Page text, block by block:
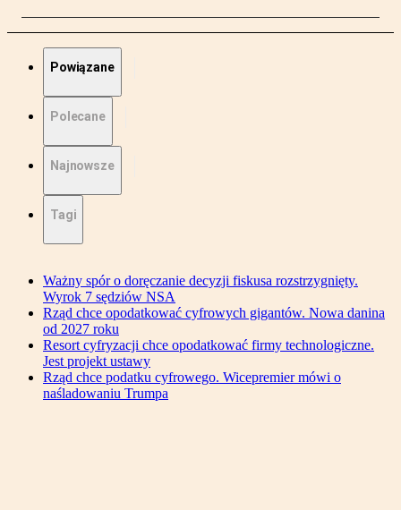
Powiązane
Polecane
Najnowsze
Tagi
Ważny spór o doręczanie decyzji fiskusa rozstrzygnięty.
Wyrok 7 sędziów NSA
Rząd chce opodatkować cyfrowych gigantów. Nowa danina
od 2027 roku
Resort cyfryzacji chce opodatkować firmy technologiczne.
Jest projekt ustawy
Rząd chce podatku cyfrowego. Wicepremier mówi o
naśladowaniu Trumpa